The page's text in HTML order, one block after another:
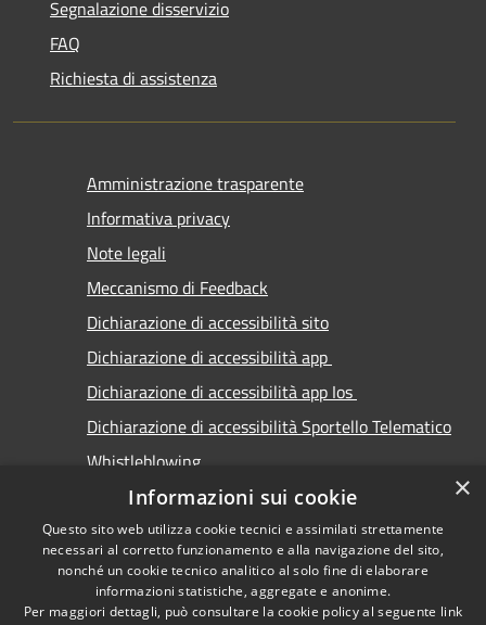
Segnalazione disservizio
FAQ
Richiesta di assistenza
Amministrazione trasparente
Informativa privacy
Note legali
Meccanismo di Feedback
Dichiarazione di accessibilità sito
Dichiarazione di accessibilità app
Dichiarazione di accessibilità app Ios
Dichiarazione di accessibilità Sportello Telematico
Whistleblowing
Copyright © 2026 • Comune di
×
Informazioni sui cookie
Questo sito web utilizza cookie tecnici e assimilati strettamente
necessari al corretto funzionamento e alla navigazione del sito,
nonché un cookie tecnico analitico al solo fine di elaborare
informazioni statistiche, aggregate e anonime.
Per maggiori dettagli, può consultare la cookie policy al seguente link